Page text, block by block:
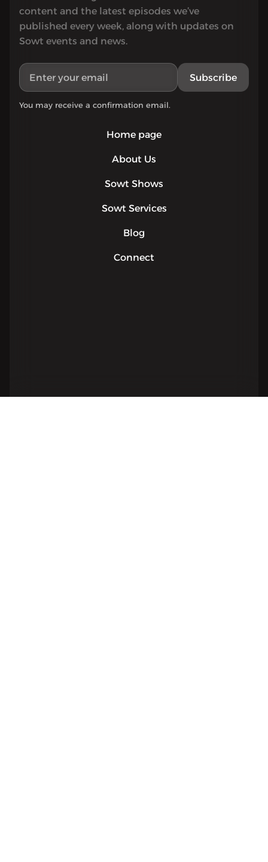
Home page
About Us
Sowt Shows
Sowt Services
Blog
Connect
content and the latest episodes we’ve
published every week, along with updates on
Sowt events and news.
Subscribe
You may receive a confirmation email.